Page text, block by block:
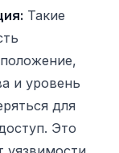
Такие
и уровень
для
Это